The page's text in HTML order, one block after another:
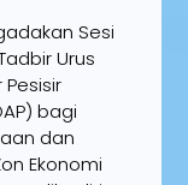
Sesi
Urus
bagi
dan
Ekonomi